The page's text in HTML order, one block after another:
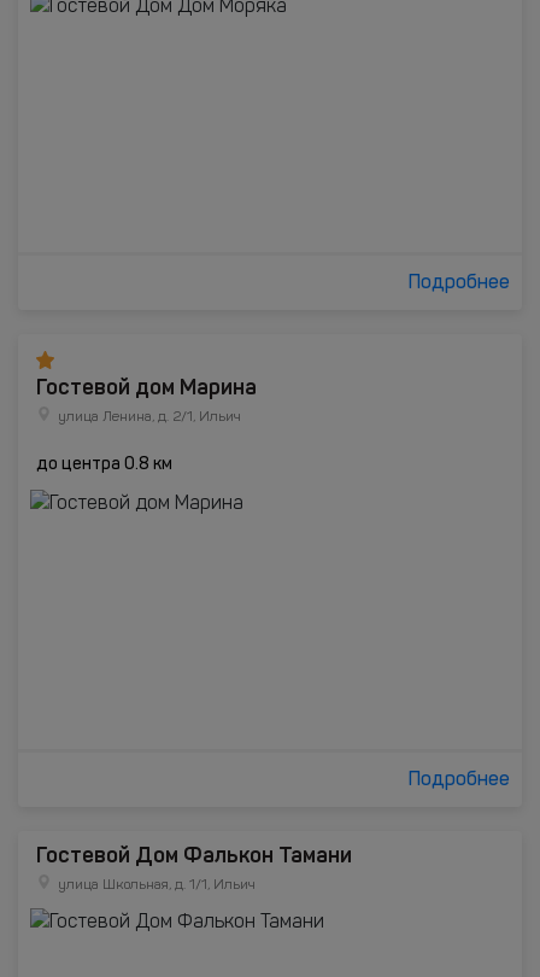
Подробнее
Гостевой дом Марина
улица Ленина, д. 2/1, Ильич
до центра 0.8 км
Подробнее
Гостевой Дом Фалькон Тамани
улица Школьная, д. 1/1, Ильич